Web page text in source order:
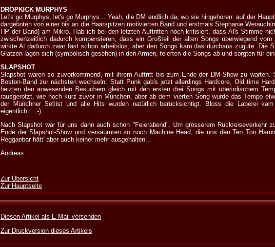
DROPKICK MURPHYS
Let's go Murphys, let's go Murphys... Yeah, die DM endlich da, wo sie hingehören: auf der
dargeboten von einer bis an die Haarspitzen motivierten Band und erstmals Stephanie
HP der Band) am Mikro. Hab ich bei den letzten Auftritten noch kritisiert, dass Al's Stimme
zwischenzeitlich dadurch kompensieren, dass ein Großteil der alten Songs überwiegend
wirkte Al dadurch zwar fast schon arbeitslos, aber den Songs kam das durchaus zugute. Die
Glatzen lagen sich (symbolisch gesehen) in den Armen, feierten die Songs ab und sorgten für
SLAPSHOT
Slapshot waren so zuvorkommend, mit ihrem Auftritt bis zum Ende der DM-Show zu
Boston-Band zur nächsten wechseln. Statt Punk gab's jetzt allerdings Hardcore, Old time
heizten den anwesenden Besuchern gleich mit den ersten drei Songs mit überirdischem
rausgerotzt, wie noch kurz zuvor in München, aber ab dem vierten Song wurde das Tempo
der Münchner Setlist und alle Hits wurden natürlich berücksichtigt. Bloss die Laberei
eigentlich... ;-)
Nach Slapshot war für uns dann auch schon "Feierabend". Um grösserem Rückreiseverkehr
Ende der Slapshot-Show und versäumten so noch Machine Head, die uns den Ten Ton
Reggaebar hätt' aber auch keiner mehr ausgehalten...
Andreas
Zur Übersicht
Zur Hauptseite
Diesen Artikel als E-Mail versenden
Zur Druckversion dieses Artikels